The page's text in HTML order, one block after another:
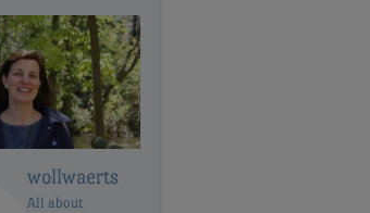
wollwaerts
All about